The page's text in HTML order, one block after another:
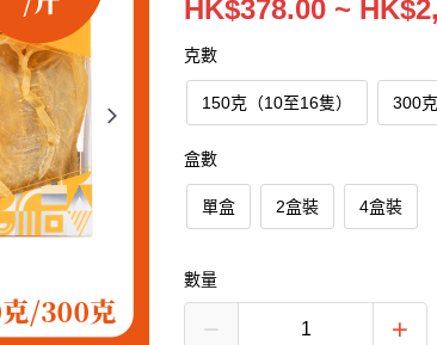
HK$378.00 ~
克數
150克（10至16隻） 300
盒數
單盒 2盒裝 4盒裝
數量